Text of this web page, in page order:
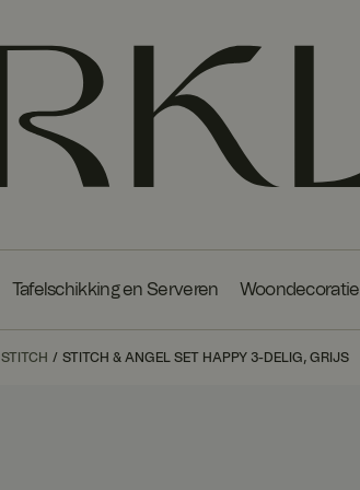
Tafelschikking en Serveren Woondecoratie
STITCH STITCH & ANGEL SET HAPPY 3-DELIG, GRIJS